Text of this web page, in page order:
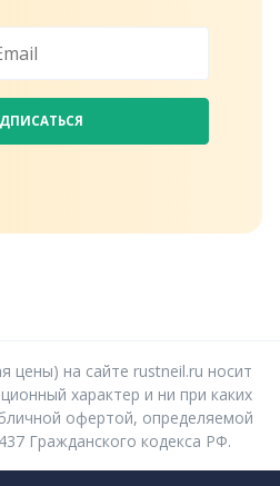
цены) на сайте rustneil.ru носит
характер и ни при каких
офертой, определяемой
Гражданского кодекса РФ.